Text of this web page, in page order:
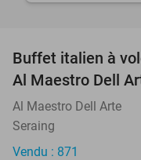
Buffet italien à
Al Maestro Dell
Al Maestro Dell Arte
Seraing
Vendu : 871